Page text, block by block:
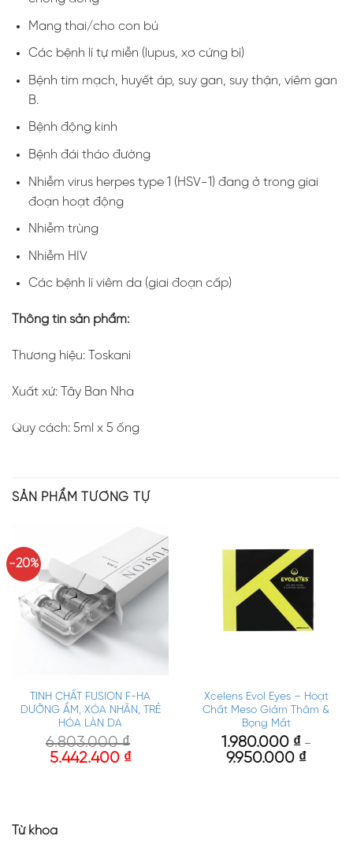
Mang thai/cho con bú
Các bệnh lí tự miễn (lupus, xơ cứng bì)
Bệnh tim mạch, huyết áp, suy gan, suy thận, viêm gan
B.
Bệnh động kinh
Bệnh đái tháo đường
Nhiễm virus herpes type 1 (HSV-1) đang ở trong giai
đoạn hoạt động
Nhiễm trùng
Nhiễm HIV
Các bệnh lí viêm da (giai đoạn cấp)
Thông tin sản phẩm:
Thương hiệu: Toskani
Xuất xứ: Tây Ban Nha
Quy cách: 5ml x 5 ống
SẢN PHẨM TƯƠNG TỰ
-20%
TINH CHẤT FUSION F-HA
DƯỠNG ẨM, XÓA NHĂN, TRẺ
HÓA LÀN DA
6.803.000₫
5.442.400 ₫
Xcelens Evol Eyes – Hoạt
Chất Meso Giảm Thâm &
Bọng Mắt
1.980.000 ₫–
9.950.000 ₫
Từ khóa